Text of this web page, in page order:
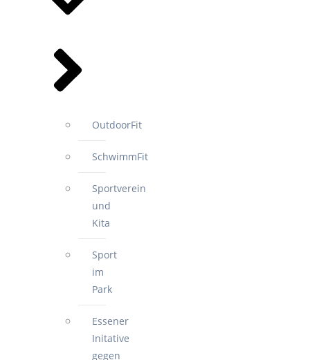
OutdoorFit
SchwimmFit
Sportverein
und
Kita
Sport
im
Park
Essener
Initative
gegen